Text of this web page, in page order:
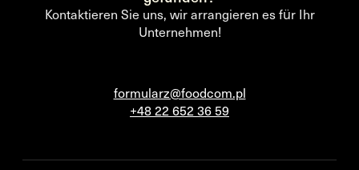
Kontaktieren Sie uns, wir arrangieren es für Ihr
Unternehmen!
formularz@foodcom.pl
+48 22 652 36 59